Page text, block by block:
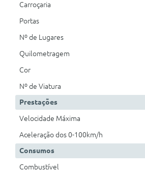
Carroçaria
Portas
Nº de Lugares
Quilometragem
Cor
Nº de Viatura
Prestações
Velocidade Máxima
Aceleração dos 0-100km/h
Consumos
Combustível